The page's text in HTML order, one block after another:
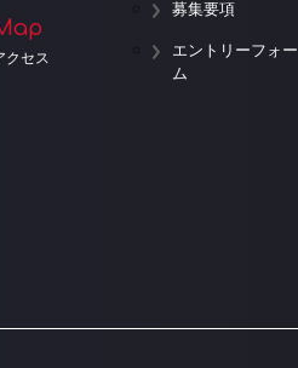
クセス
募集要項
エントリーフォー
ム